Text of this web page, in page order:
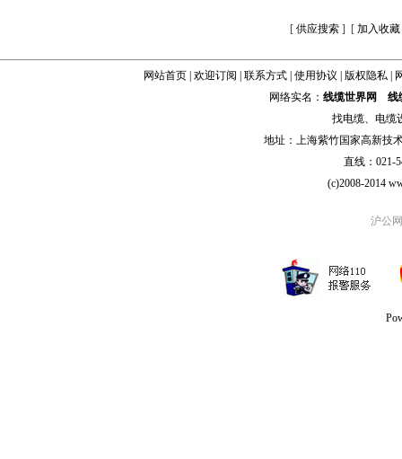
[ 供应搜索 ] [ 加入收藏
网站首页| 欢迎订阅 联系方式| 使用协议 版权隐私|
网络实名： 线缆世界网
线
找电缆、 电缆
地址：上海紫竹国家高新技
直线：021-
(c)2008-2014
沪公